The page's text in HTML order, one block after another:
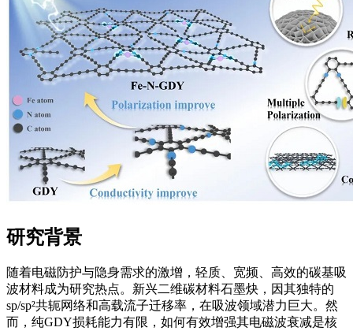
研究背景
随着电磁防护与隐身需求的激增，轻质、宽频、高效的碳基吸
波材料成为研究热点。新兴二维碳材料石墨炔，因其独特的
sp/sp²共轭网络和高载流子迁移率，在吸波领域潜力巨大。然
而，纯GDY损耗能力有限，如何有效增强其电磁波衰减是核